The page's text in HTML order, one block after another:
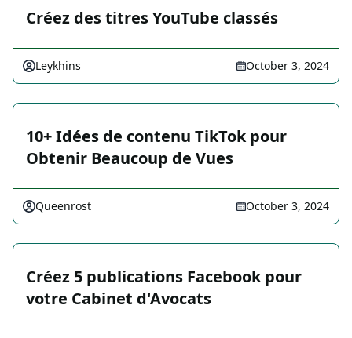
Créez des titres YouTube classés
Leykhins October 3, 2024
10+ Idées de contenu TikTok pour
Obtenir Beaucoup de Vues
Queenrost October 3, 2024
Créez 5 publications Facebook pour
votre Cabinet d'Avocats